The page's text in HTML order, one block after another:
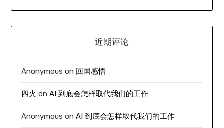
近期评论
Anonymous on 回国感悟
四火 onAI 到底会怎样取代我们的工作
Anonymous onAI 到底会怎样取代我们的工作